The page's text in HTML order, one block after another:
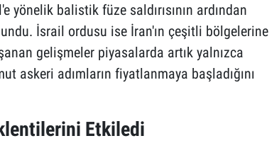
yönelik balistik füze saldırısının ardından
İsrail ordusu ise İran'ın çeşitli bölgelerine
gelişmeler piyasalarda artık yalnızca
askeri adımların fiyatlanmaya başladığını
Etkiledi